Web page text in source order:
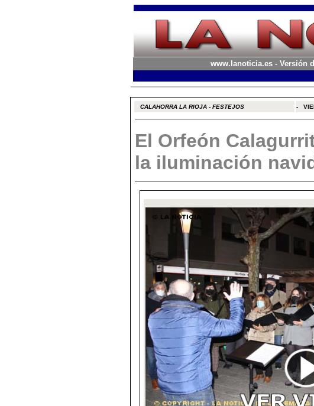
www.lanoticia.es - Versión
CALAHORRA LA RIOJA - FESTEJOS -
El Orfeón
la iluminación